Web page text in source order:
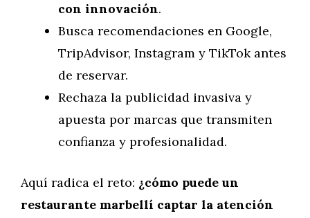
con innovación.
Busca recomendaciones en Google,
TripAdvisor, Instagram y TikTok antes
de reservar.
Rechaza la publicidad invasiva y
apuesta por marcas que transmiten
confianza y profesionalidad.
Aquí radica el reto: ¿cómo puede un
restaurante marbellí captar la atención